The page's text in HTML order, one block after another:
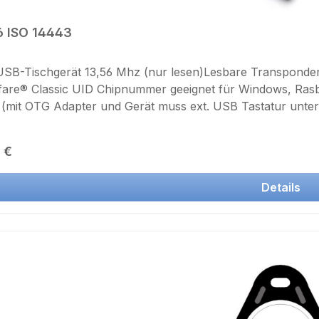
ISO 14443
Tischgerät 13,56 Mhz (nur lesen)Lesbare
Classic UID Chipnummer geeignet für Windows,
OTG Adapter und Gerät muss ext. USB Tastatur
UID Nummer wird im oben gewählten Codeformat
14443 kompatiblen Transponder! Keine
Rote LEDTransponder wird erkannt: Grüne
Preis:
€
Details